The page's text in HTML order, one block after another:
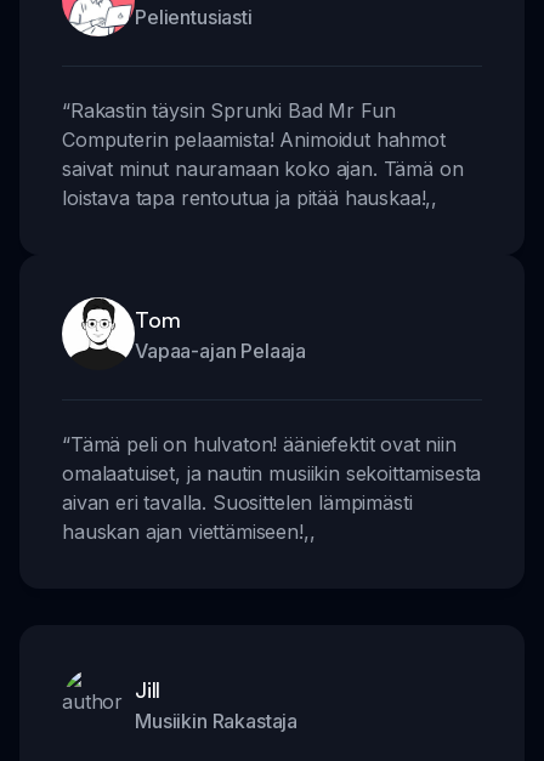
Pelientusiasti
“Rakastin täysin Sprunki Bad Mr Fun
Computerin pelaamista! Animoidut hahmot
saivat minut nauramaan koko ajan. Tämä on
loistava tapa rentoutua ja pitää hauskaa!,,
Tom
Vapaa-ajan Pelaaja
“Tämä peli on hulvaton! ääniefektit ovat niin
omalaatuiset, ja nautin musiikin sekoittamisesta
aivan eri tavalla. Suosittelen lämpimästi
hauskan ajan viettämiseen!,,
Jill
Musiikin Rakastaja